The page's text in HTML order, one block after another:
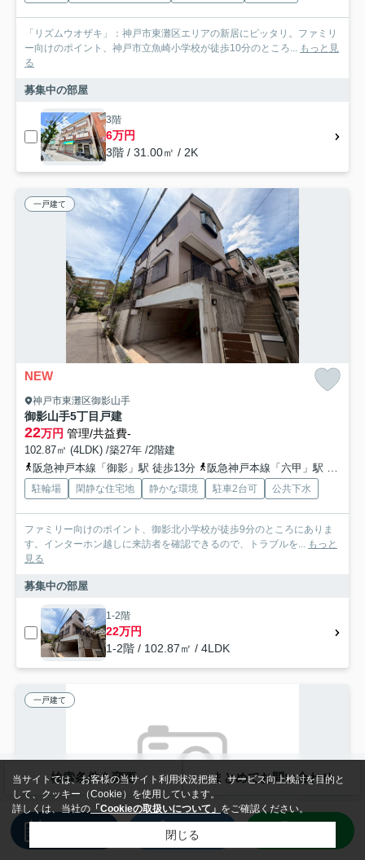
「リズムウオザキ」：神戸市東灘区エリアの新居にピッタリ。ファミリ
ー向けのポイント、神戸市立魚崎小学校が徒歩10分のところ... もっと見
る
募集中の部屋
3階
6万円
3階 / 31.00㎡ / 2K
一戸建て
NEW
神戸市東灘区御影山手
御影山手5丁目戸建
22万円 管理/共益費-
102.87㎡ (4LDK) /築27年 /2階建
阪急神戸本線「御影」駅 徒歩13分
阪急神戸本線「六甲」駅 徒歩19分
駐輪場 閑静な住宅地 静かな環境 駐車2台可 公共下水
ファミリー向けのポイント、御影北小学校が徒歩9分のところにありま
す。インターホン越しに来訪者を確認できるので、トラブルを... もっと
見る
募集中の部屋
1-2階
22万円
1-2階 / 102.87㎡ / 4LDK
一戸建て
検索条件を変更 まとめてお問い合わせ
電話
当サイトでは、お客様の当サイト利用状況把握、サービス向上検討を目的と
して、クッキー（Cookie）を使用しています。
詳しくは、当社の 「Cookieの取扱いについて」 をご確認ください。
閉じる